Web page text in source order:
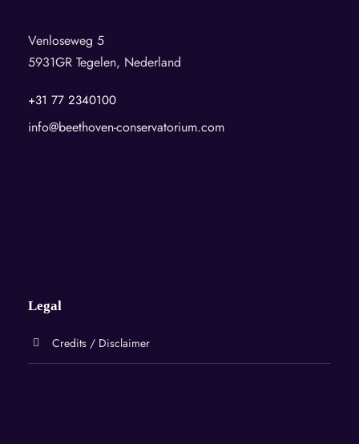
Venloseweg 5
5931GR Tegelen, Nederland
+31 77 2340100
info@beethoven-conservatorium.com
Legal
Credits / Disclaimer